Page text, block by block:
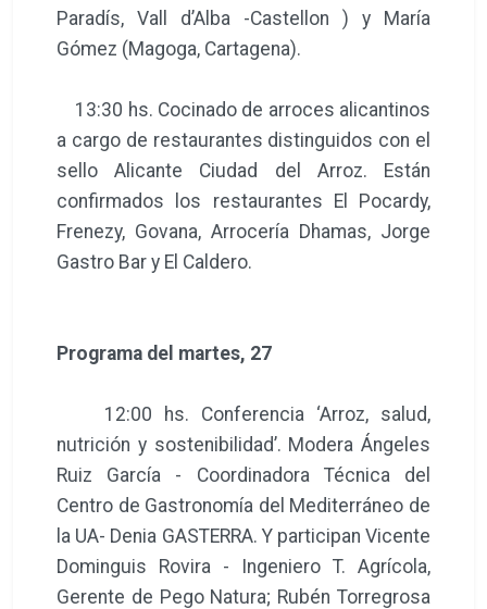
Paradís, Vall d’Alba -Castellon ) y María
Gómez (Magoga, Cartagena).
13:30 hs. Cocinado de arroces alicantinos
a cargo de restaurantes distinguidos con el
sello Alicante Ciudad del Arroz. Están
confirmados los restaurantes El Pocardy,
Frenezy, Govana, Arrocería Dhamas, Jorge
Gastro Bar y El Caldero.
Programa del martes, 27
12:00 hs. Conferencia ‘Arroz, salud,
nutrición y sostenibilidad’. Modera Ángeles
Ruiz García - Coordinadora Técnica del
Centro de Gastronomía del Mediterráneo de
la UA- Denia GASTERRA. Y participan Vicente
Dominguis Rovira - Ingeniero T. Agrícola,
Gerente de Pego Natura; Rubén Torregrosa